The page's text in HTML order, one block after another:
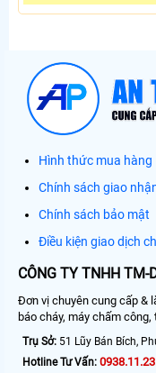
Hình thức mua hàng
Chính sách giao
Chính sách bảo mật
Điều kiện giao dịch
CÔNG TY TNHH TM-
Đơn vị chuyên cung cấp &
báo cháy, máy chấm công,
Trụ Sở: 51 Lũy Bán Bích,
Hotline Tư Vấn: